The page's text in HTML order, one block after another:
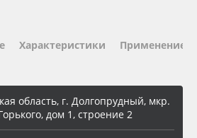
Характеристики Применение
область, г. Долгопрудный, мкр.
дом 1, строение 2